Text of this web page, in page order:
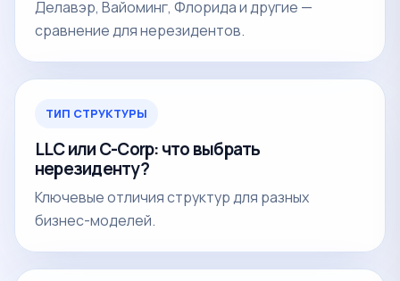
Делавэр, Вайоминг, Флорида и другие —
сравнение для нерезидентов.
ТИП СТРУКТУРЫ
LLC или C-Corp: что выбрать
нерезиденту?
Ключевые отличия структур для разных
бизнес-моделей.